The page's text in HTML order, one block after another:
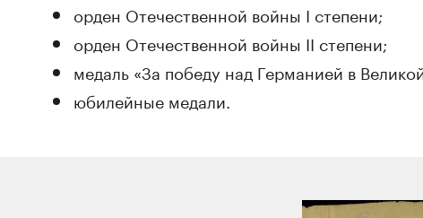
орден Отечественной войны I степени;
орден Отечественной войны II степени;
медаль «За победу над Германией в
юбилейные медали.